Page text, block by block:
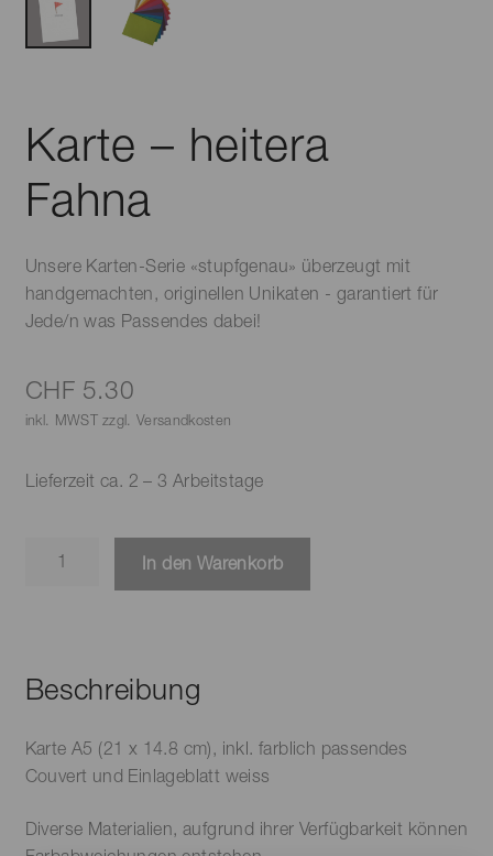
Karte – heitera
Fahna
Unsere Karten-Serie «stupfgenau» überzeugt mit
handgemachten, originellen Unikaten - garantiert für
Jede/n was Passendes dabei!
CHF 5.30
inkl. MWST zzgl. Versandkosten
Lieferzeit ca. 2 – 3 Arbeitstage
In den Warenkorb
Beschreibung
Karte A5 (21 x 14.8 cm), inkl. farblich passendes
Couvert und Einlageblatt weiss
Diverse Materialien, aufgrund ihrer Verfügbarkeit können